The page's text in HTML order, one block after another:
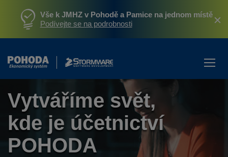
Vše k JMHZ v Pohodě a Pamice na jednom místě
Podívejte se na podrobnosti
Vytváříme svět,
kde je účetnictví
POHODA